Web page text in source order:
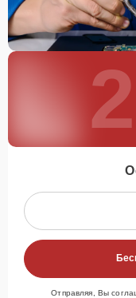
Отправляя, Вы